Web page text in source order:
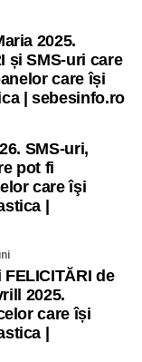
2025.
și SMS-uri care
care își
| sebesinfo.ro
SMS-uri,
pot fi
care îşi
|
de
2025.
care își
|